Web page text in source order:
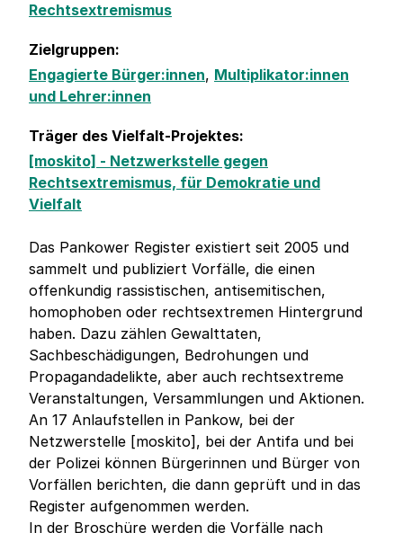
Rechtsextremismus
Zielgruppen:
Engagierte Bürger:innen, Multiplikator:innen
und Lehrer:innen
Träger des Vielfalt-Projektes:
[moskito] - Netzwerkstelle gegen
Rechtsextremismus, für Demokratie und
Vielfalt
Das Pankower Register existiert seit 2005 und
sammelt und publiziert Vorfälle, die einen
offenkundig rassistischen, antisemitischen,
homophoben oder rechtsextremen Hintergrund
haben. Dazu zählen Gewalttaten,
Sachbeschädigungen, Bedrohungen und
Propagandadelikte, aber auch rechtsextreme
Veranstaltungen, Versammlungen und Aktionen.
An 17 Anlaufstellen in Pankow, bei der
Netzwerstelle [moskito], bei der Antifa und bei
der Polizei können Bürgerinnen und Bürger von
Vorfällen berichten, die dann geprüft und in das
Register aufgenommen werden.
In der Broschüre werden die Vorfälle nach